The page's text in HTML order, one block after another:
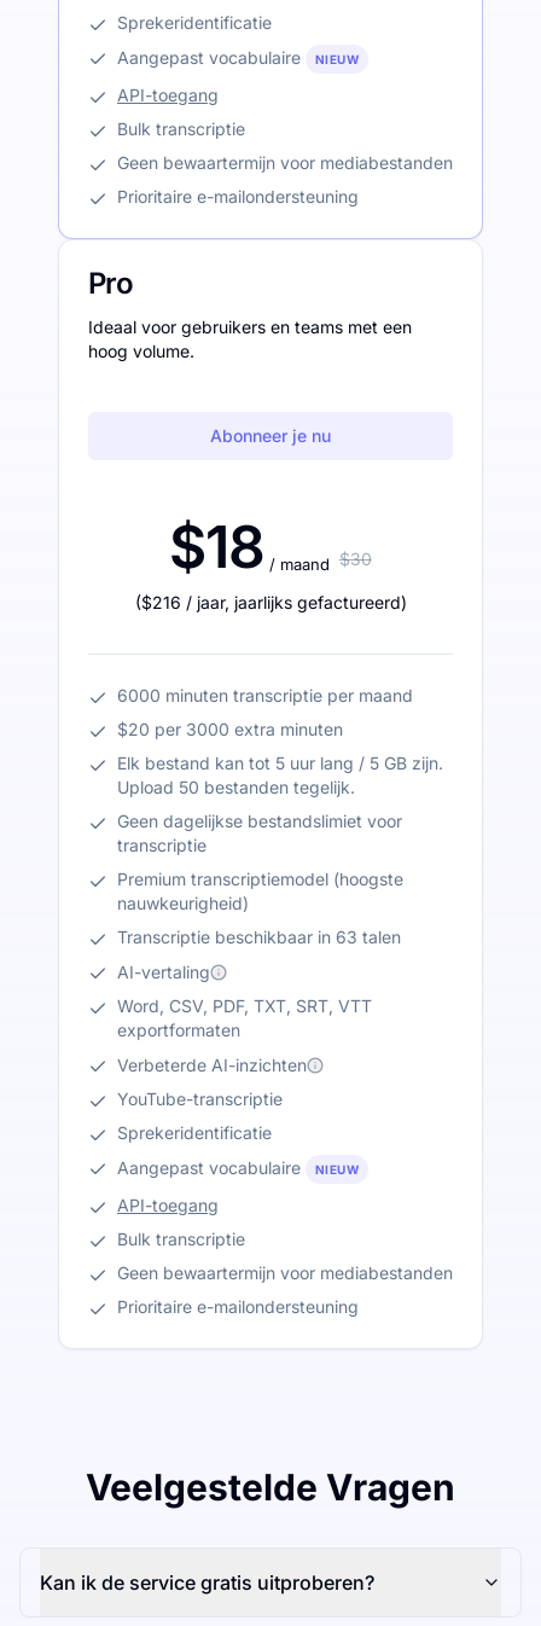
Sprekeridentificatie
Aangepast vocabulaire
NIEUW
API-toegang
Bulk transcriptie
Geen bewaartermijn voor mediabestanden
Prioritaire e-mailondersteuning
Pro
Ideaal voor gebruikers en teams met een
hoog volume.
Abonneer je nu
$18 / maand $30
($216 / jaar, jaarlijks gefactureerd)
6000 minuten transcriptie per maand
$20 per 3000 extra minuten
Elk bestand kan tot 5 uur lang / 5 GB zijn.
Upload 50 bestanden tegelijk.
Geen dagelijkse bestandslimiet voor
transcriptie
Premium transcriptiemodel (hoogste
nauwkeurigheid)
Transcriptie beschikbaar in 63 talen
AI-vertaling
Word, CSV, PDF, TXT, SRT, VTT
exportformaten
Verbeterde AI-inzichten
YouTube-transcriptie
Sprekeridentificatie
Aangepast vocabulaire
NIEUW
API-toegang
Bulk transcriptie
Geen bewaartermijn voor mediabestanden
Prioritaire e-mailondersteuning
Veelgestelde Vragen
Kan ik de service gratis uitproberen?